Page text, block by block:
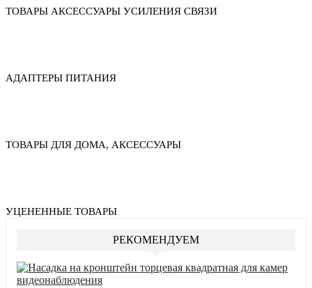
ТОВАРЫ АКСЕССУАРЫ УСИЛЕНИЯ СВЯЗИ
АДАПТЕРЫ ПИТАНИЯ
ТОВАРЫ ДЛЯ ДОМА, АКСЕССУАРЫ
УЦЕНЕННЫЕ ТОВАРЫ
РЕКОМЕНДУЕМ